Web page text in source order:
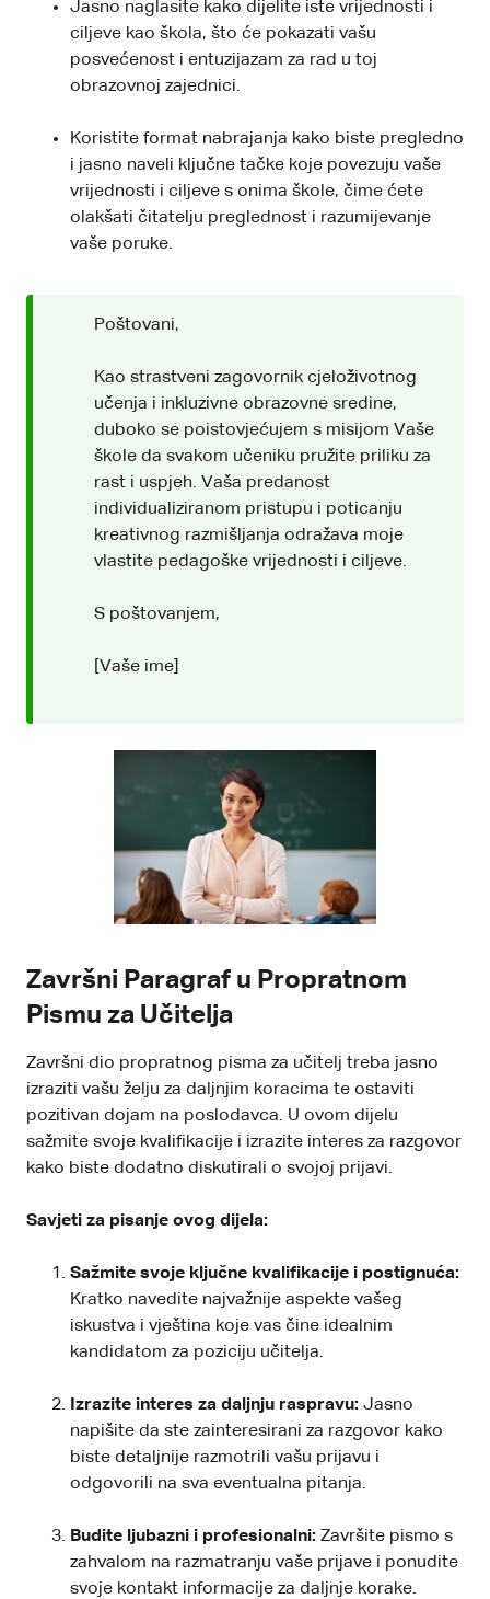
Jasno naglasite kako dijelite iste vrijednosti i
ciljeve kao škola, što će pokazati vašu
posvećenost i entuzijazam za rad u toj
obrazovnoj zajednici.
Koristite format nabrajanja kako biste pregledno
i jasno naveli ključne tačke koje povezuju vaše
vrijednosti i ciljeve s onima škole, čime ćete
olakšati čitatelju preglednost i razumijevanje
vaše poruke.
Poštovani,
Kao strastveni zagovornik cjeloživotnog
učenja i inkluzivne obrazovne sredine,
duboko se poistovjećujem s misijom Vaše
škole da svakom učeniku pružite priliku za
rast i uspjeh. Vaša predanost
individualiziranom pristupu i poticanju
kreativnog razmišljanja odražava moje
vlastite pedagoške vrijednosti i ciljeve.
S poštovanjem,
[Vaše ime]
Završni Paragraf u Propratnom
Pismu za Učitelja
Završni dio propratnog pisma za učitelj treba jasno
izraziti vašu želju za daljnjim koracima te ostaviti
pozitivan dojam na poslodavca. U ovom dijelu
sažmite svoje kvalifikacije i izrazite interes za razgovor
kako biste dodatno diskutirali o svojoj prijavi.
Savjeti za pisanje ovog dijela:
Sažmite svoje ključne kvalifikacije i postignuća:
Kratko navedite najvažnije aspekte vašeg
iskustva i vještina koje vas čine idealnim
kandidatom za poziciju učitelja.
Izrazite interes za daljnju raspravu: Jasno
napišite da ste zainteresirani za razgovor kako
biste detaljnije razmotrili vašu prijavu i
odgovorili na sva eventualna pitanja.
Budite ljubazni i profesionalni: Završite pismo s
zahvalom na razmatranju vaše prijave i ponudite
svoje kontakt informacije za daljnje korake.